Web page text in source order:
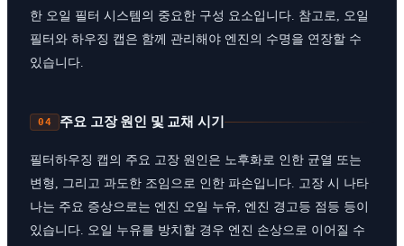
한 오일 필터 시스템의 중요한 구성 요소입니다. 참고로, 오일
필터와 하우징 캡은 함께 관리해야 엔진의 수명을 연장할 수
있습니다.
04 주요 고장 원인 및 교채 시기
필터하우징 캡의 주요 고장 원인은 노후화로 인한 균열 또는
변형, 그리고 과도한 조임으로 인한 파손입니다. 고장 시 나타
나는 주요 증상으로는 엔진 오일 누유, 엔진 경고등 점등 등이
있습니다. 오일 누유를 방치할 경우 엔진 손상으로 이어질 수